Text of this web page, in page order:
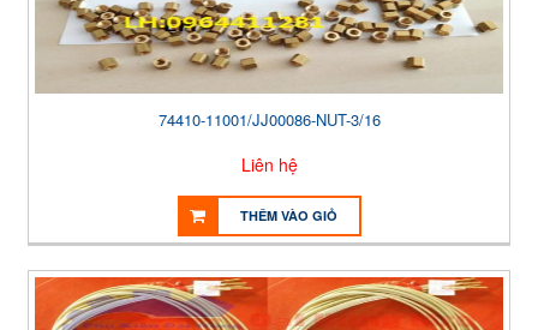
74410-11001/JJ00086-NUT-3/16
Liên hệ
THÊM VÀO GIỎ